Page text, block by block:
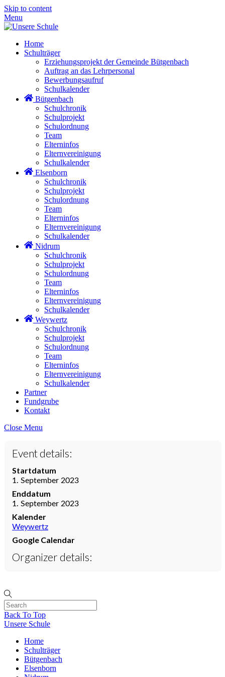
Skip to content
Menu
Home
Schulträger
Erziehungsprojekt der Gemeinde Bütgenbach
Auftrag an das Lehrpersonal
Bewerbungsaufruf
Schulkalender
Bütgenbach
Schulchronik
Schulprojekt
Schulordnung
Team
Elterninfos
Elternvereinigung
Schulkalender
Elsenborn
Schulchronik
Schulprojekt
Schulordnung
Team
Elterninfos
Elternvereinigung
Schulkalender
Nidrum
Schulchronik
Schulprojekt
Schulordnung
Team
Elterninfos
Elternvereinigung
Schulkalender
Weywertz
Schulchronik
Schulprojekt
Schulordnung
Team
Elterninfos
Elternvereinigung
Schulkalender
Partner
Fundgrube
Kontakt
Close Menu
Event details:
Startdatum
1. September 2023
Enddatum
1. September 2023
Kalender
Weywertz
Google Calendar
Organizer details:
Back To Top
Unsere Schule
Home
Schulträger
Bütgenbach
Elsenborn